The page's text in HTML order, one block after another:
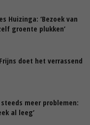
Huizinga: ‘Bezoek van
groente plukken’
doet het verrassend
meer problemen:
al leeg’